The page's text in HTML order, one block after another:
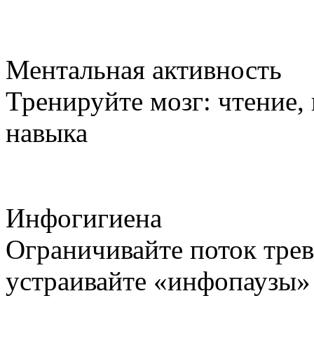
Ментальная активность
Тренируйте мозг:
навыка
Инфогигиена
Ограничивайте поток
устраивайте «инфопаузы»